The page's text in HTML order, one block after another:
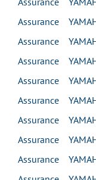
Assurance
Assurance
Assurance
Assurance
Assurance
Assurance
Assurance
Assurance